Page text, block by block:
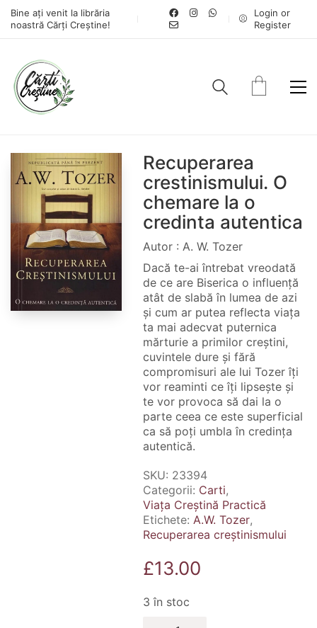
Bine ați venit la librăria
noastră Cărți Creștine!
Login or
Register
Recuperarea
crestinismului. O
chemare la o
credinta autentica
Autor : A. W. Tozer
Dacă te-ai întrebat vreodată
de ce are Biserica o influență
atât de slabă în lumea de azi
și cum ar putea reflecta viața
ta mai adecvat puternica
mărturie a primilor creștini,
cuvintele dure și fără
compromisuri ale lui Tozer îți
vor reaminti ce îți lipsește și
te vor provoca să dai la o
parte ceea ce este superficial
ca să poți umbla în credința
autentică.
SKU: 23394
Categorii: Carti,
Viața Creștină Practică
Etichete: A.W. Tozer,
Recuperarea creștinismului
£13.00
3 în stoc